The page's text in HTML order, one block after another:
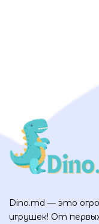
Dino.md — это
игрушек! От